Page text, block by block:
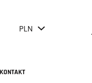
PLN
KONTAKT